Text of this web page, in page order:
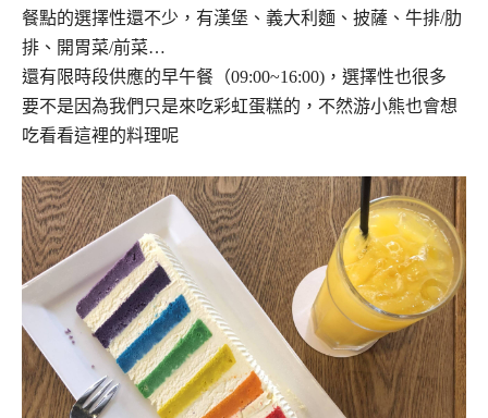
餐點的選擇性還不少，有漢堡、義大利麵、披薩、牛排/肋
排、開胃菜/前菜…
還有限時段供應的早午餐（09:00~16:00)，選擇性也很多
要不是因為我們只是來吃彩虹蛋糕的，不然游小熊也會想
吃看看這裡的料理呢